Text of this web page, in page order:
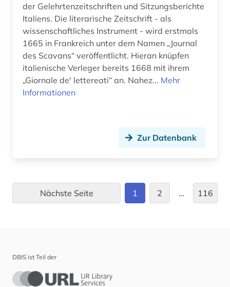
biografie anfänge-1970 (1)
biographie (56)
biographie 1815-1950 (1)
biographie 1815-2005 (1)
biologie (10)
biotechnologie (2)
blog (2)
blogportal (1)
der Gelehrtenzeitschriften und Sitzungsberichte
Italiens. Die literarische Zeitschrift - als
wissenschaftliches Instrument - wird erstmals
1665 in Frankreich unter dem Namen „Journal
des Scavans“ veröffentlicht. Hieran knüpfen
italienische Verleger bereits 1668 mit ihrem
„Giornale de' lettereati“ an. Nahez... Mehr
Informationen
Zur Datenbank
Nächste Seite 1 2 … 116
DBIS ist Teil der